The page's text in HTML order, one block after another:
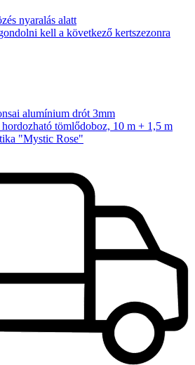
nyaralás alatt
kell a következő kertszezonra
alumínium drót 3mm
tömlődoboz, 10 m + 1,5 m
"Mystic Rose"